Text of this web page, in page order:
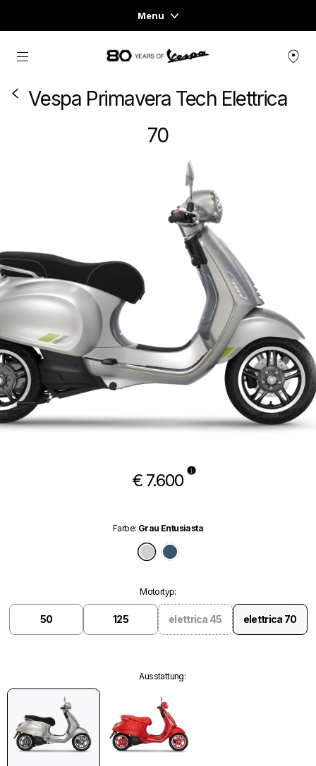
Menu
Home
FAHRZEUGE
READY TO WEAR & LIFESTYLE
ERFAHRUNGEN
CONCEPT STORE
Skip to content
Vespa Primavera Tech Elettrica
70
€ 7.600
Farbe: Grau Entusiasta
Grau Entusiasta
Blau Energico
Motortyp:
50 125 elettrica 45 elettrica 70
Ausstattung: